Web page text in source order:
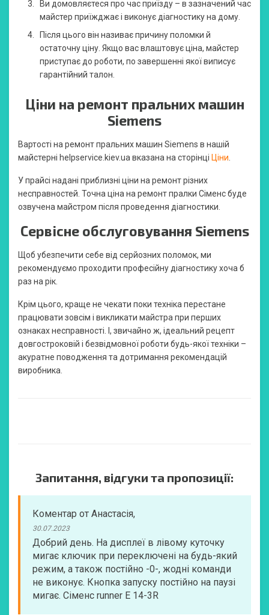
Ви домовляєтеся про час приїзду – в зазначений час
майстер приїжджає і виконує діагностику на дому.
Після цього він називає причину поломки й
остаточну ціну. Якщо вас влаштовує ціна, майстер
приступає до роботи, по завершенні якої виписує
гарантійний талон.
Ціни на ремонт пральних машин
Siemens
Вартості на ремонт пральних машин Siemens в нашій
майстерні helpservice.kiev.ua вказана на сторінці Ціни.
У прайсі надані приблизні ціни на ремонт різних
несправностей. Точна ціна на ремонт пралки Сіменс буде
озвучена майстром після проведення діагностики.
Сервісне обслуговування Siemens
Щоб убезпечити себе від серйозних поломок, ми
рекомендуємо проходити професійну діагностику хоча б
раз на рік.
Крім цього, краще не чекати поки техніка перестане
працювати зовсім і викликати майстра при перших
ознаках несправності. І, звичайно ж, ідеальний рецепт
довгостроковій і безвідмовної роботи будь-якої техніки –
акуратне поводження та дотримання рекомендацій
виробника.
Запитання, відгуки та пропозиції:
Коментар от Анастасія,
30.07.2023
Добрий день. На дисплеї в лівому куточку
мигає ключик при переключені на будь-який
режим, а також постійно -0-, жодні команди
не виконує. Кнопка запуску постійно на паузі
мигає. Сіменс runner E 14-3R